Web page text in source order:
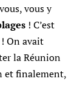
vous y
! C’est
On avait
la Réunion
et finalement,